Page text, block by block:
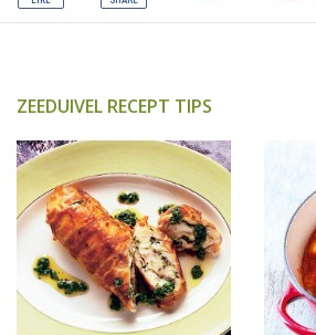
ZEEDUIVEL RECEPT TIPS